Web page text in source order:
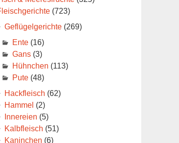
(723)
Geflügelgerichte(269)
Ente(16)
Gans(3)
Hühnchen (113)
Pute(48)
Hackfleisch (62)
Hammel (2)
Innereien (5)
Kalbfleisch (51)
Kaninchen (6)